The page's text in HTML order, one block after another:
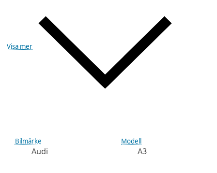
Visa mer
Bilmärke
Audi
Modell
A3